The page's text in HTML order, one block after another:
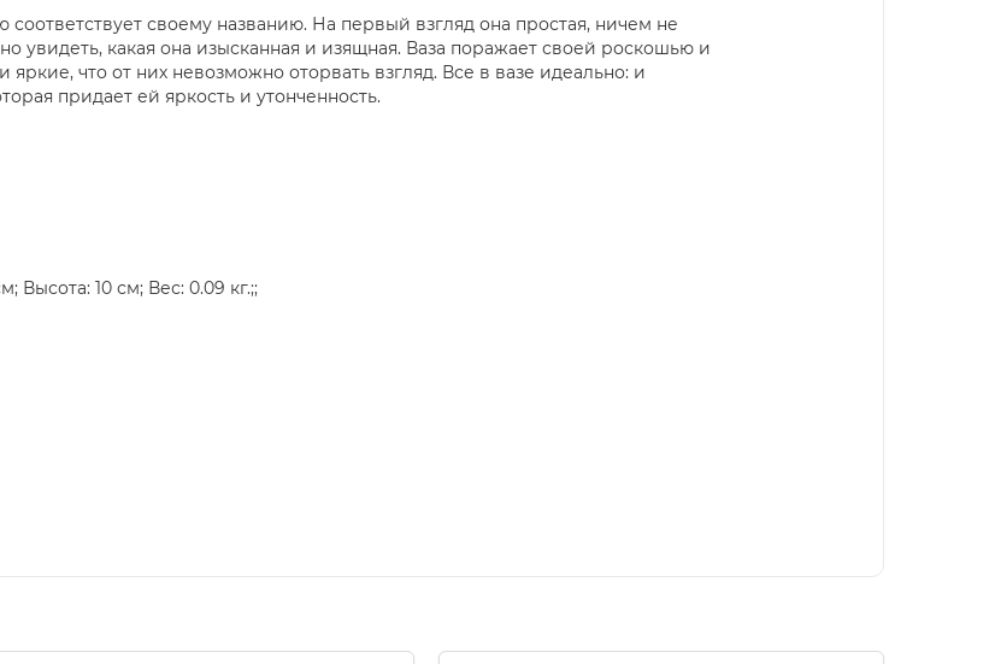
своему названию. На первый взгляд она простая, ничем не
увидеть, какая она изысканная и изящная. Ваза поражает своей роскошью и
что от них невозможно оторвать взгляд. Все в вазе идеально: и
придает ей яркость и утонченность.
10 см; Вес: 0.09 кг.;;